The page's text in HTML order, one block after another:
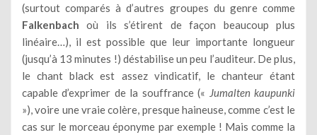
(surtout comparés à d’autres groupes du genre comme
Falkenbach où ils s’étirent de façon beaucoup plus
linéaire…), il est possible que leur importante longueur
(jusqu’à 13 minutes !) déstabilise un peu l’auditeur. De plus,
le chant black est assez vindicatif, le chanteur étant
capable d’exprimer de la souffrance (« Jumalten kaupunki
»), voire une vraie colère, presque haineuse, comme c’est le
cas sur le morceau éponyme par exemple ! Mais comme la